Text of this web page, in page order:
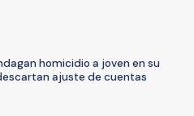
homicidio a joven en su
ajuste de cuentas